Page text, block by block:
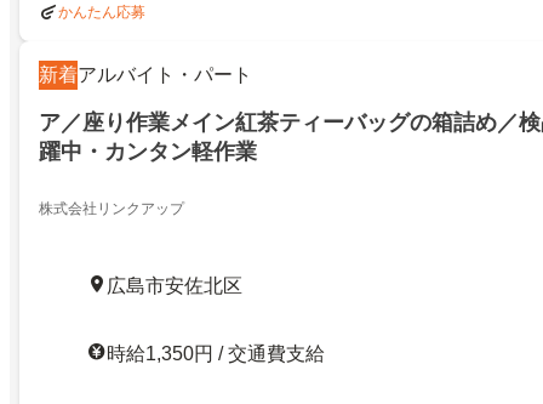
かんたん応募
新着アルバイト・パート
ア／座り作業メイン紅茶ティーバッグの箱詰め／
躍中・カンタン軽作業
株式会社リンクアップ
広島市安佐北区
時給1,350円 / 交通費支給